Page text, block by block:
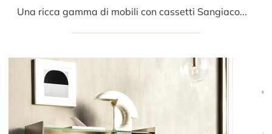
Una ricca gamma di mobili con cassetti Sangiacomo: i comodini design in legno, come Virgola Comò, sono tra le proposte più originali.